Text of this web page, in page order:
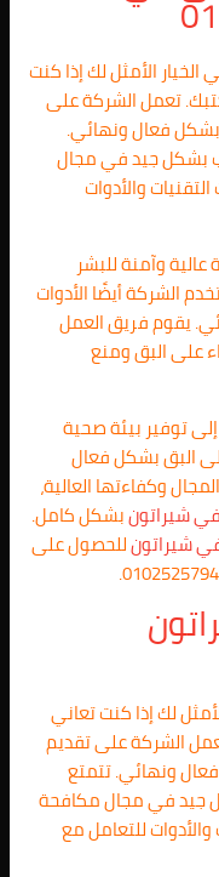
الخيار الأمثل لك إذا كنت
تعمل الشركة على
فعال ونهائي.
بشكل جيد في مجال
والأدوات
وآمنة للبشر
الشركة أيضًا الأدوات
يقوم فريق العمل
على البق ومنع
إلى توفير بيئة صحية
البق بشكل فعال
وكفاءتها العالية،
شيراتونبشكل كامل.
شيراتونللحصول على
لك إذا كنت تعاني
الشركة على تقديم
ونهائي. تتمتع
جيد في مجال مكافحة
للتعامل مع